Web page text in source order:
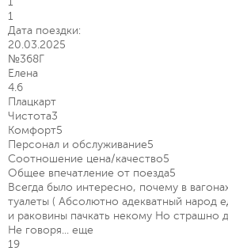
1
Дата поездки:
20.03.2025
№368Г
Елена
4.6
Плацкарт
Чистота3
Комфорт5
Персонал и обслуживание5
Соотношение цена/качество5
Общее впечатление от поезда5
Всегда было интересно, почему в
туалеты ( Абсолютно адекватный народ
и раковины пачкать некому Но страшно
Не говоря... еще
19